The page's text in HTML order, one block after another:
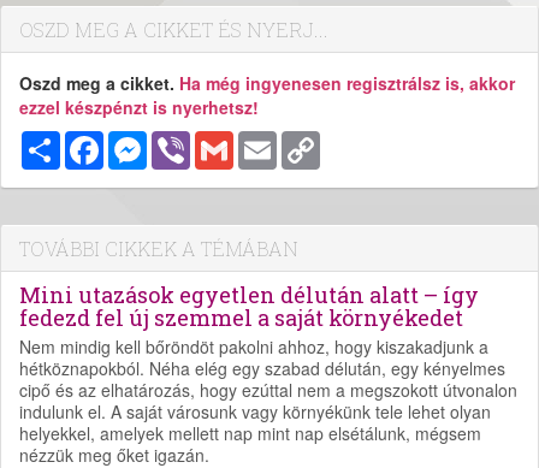
OSZD MEG A CIKKET ÉS NYERJ...
Oszd meg a cikket. Ha még ingyenesen regisztrálsz is, akkor
ezzel készpénzt is nyerhetsz!
MegosztásFacebookMessenger
Viber Gmail Email
TOVÁBBI CIKKEK A TÉMÁBAN
Mini utazások egyetlen délután alatt – így
fedezd fel új szemmel a saját környékedet
Nem mindig kell bőröndöt pakolni ahhoz, hogy kiszakadjunk a
hétköznapokból. Néha elég egy szabad délután, egy kényelmes
cipő és az elhatározás, hogy ezúttal nem a megszokott útvonalon
indulunk el. A saját városunk vagy környékünk tele lehet olyan
helyekkel, amelyek mellett nap mint nap elsétálunk, mégsem
nézzük meg őket igazán.